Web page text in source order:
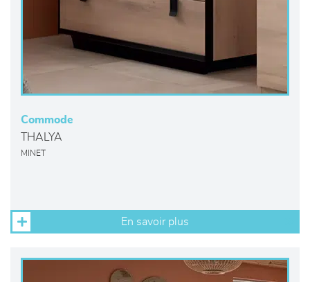
Commode
THALYA
MINET
En savoir plus